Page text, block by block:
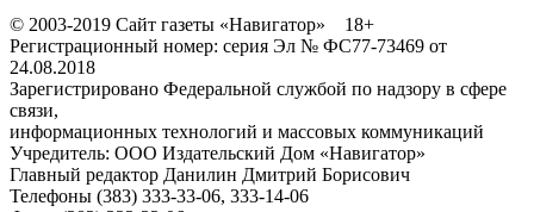
© 2003-2019 Сайт газеты «Навигатор» 18+
Регистрационный номер: серия Эл № ФС77-73469 от
24.08.2018
Зарегистрировано Федеральной службой по надзору в сфере
связи,
информационных технологий и массовых коммуникаций
Учредитель: ООО Издательский Дом «Навигатор»
Главный редактор Данилин Дмитрий Борисович
Телефоны (383) 333-33-06, 333-14-06